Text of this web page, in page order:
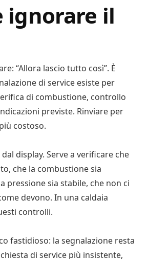
ignorare il
“Allora lascio tutto così”. È
di service esiste per
di combustione, controllo
previste. Rinviare per
costoso.
display. Serve a verificare che
che la combustione sia
pressione sia stabile, che non ci
devono. In una caldaia
controlli.
fastidioso: la segnalazione resta
di service più insistente,